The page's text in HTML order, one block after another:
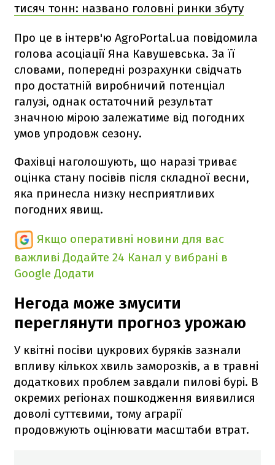
тисяч тонн: названо головні ринки збуту
Про це в інтерв'ю AgroPortal.ua повідомила
голова асоціації Яна Кавушевська. За її
словами, попередні розрахунки свідчать
про достатній виробничий потенціал
галузі, однак остаточний результат
значною мірою залежатиме від погодних
умов упродовж сезону.
Фахівці наголошують, що наразі триває
оцінка стану посівів після складної весни,
яка принесла низку несприятливих
погодних явищ.
Якщо оперативні новини для вас
важливі Додайте 24 Канал у вибрані в
Google Додати
Негода може змусити
переглянути прогноз урожаю
У квітні посіви цукрових буряків зазнали
впливу кількох хвиль заморозків, а в травні
додаткових проблем завдали пилові бурі. В
окремих регіонах пошкодження виявилися
доволі суттєвими, тому аграрії
продовжують оцінювати масштаби втрат.